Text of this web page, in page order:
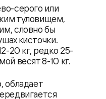
серого или
туловищем,
словно бы
кисточки.
20 кг, редко 25-
весят 8-10 кг.
обладает